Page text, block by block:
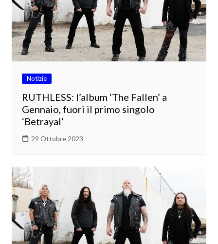
Notizie
RUTHLESS: l’album ‘The Fallen’ a
Gennaio, fuori il primo singolo
‘Betrayal’
29 Ottobre 2023